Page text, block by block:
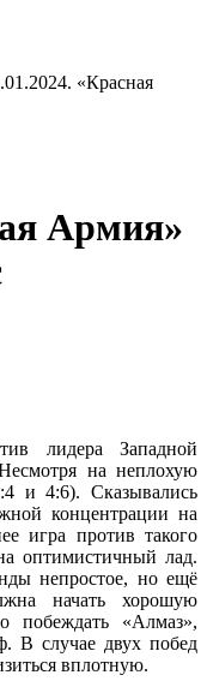
«Красная
Армия»
лидера Западной
на неплохую
и 4:6). Сказывались
концентрации на
игра против такого
оптимистичный лад.
непростое, но ещё
начать хорошую
побеждать «Алмаз»,
В случае двух побед
вплотную.